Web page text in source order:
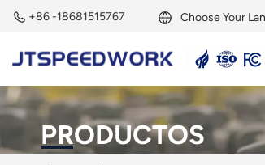
+86 -18681515767 Choose Your
PRODUCTOS